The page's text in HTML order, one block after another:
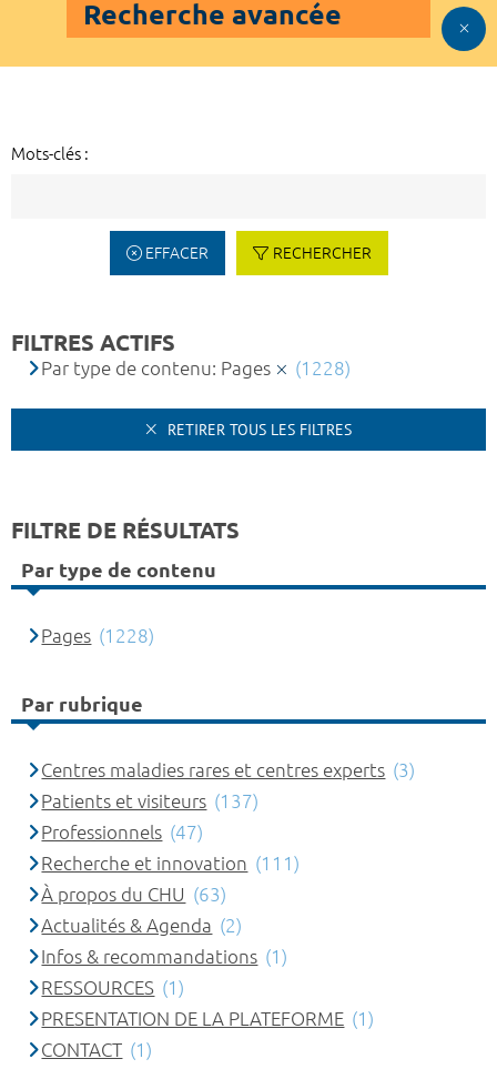
Recherche avancée
Mots-clés :
EFFACER RECHERCHER
FILTRES ACTIFS
Par type de contenu: Pages (1228)
RETIRER TOUS LES FILTRES
FILTRE DE RÉSULTATS
Par type de contenu
Pages (1228)
Par rubrique
Centres maladies rares et centres experts (3)
Patients et visiteurs (137)
Professionnels (47)
Recherche et innovation (111)
À propos du CHU (63)
Actualités & Agenda (2)
Infos & recommandations (1)
RESSOURCES (1)
PRESENTATION DE LA PLATEFORME (1)
CONTACT (1)